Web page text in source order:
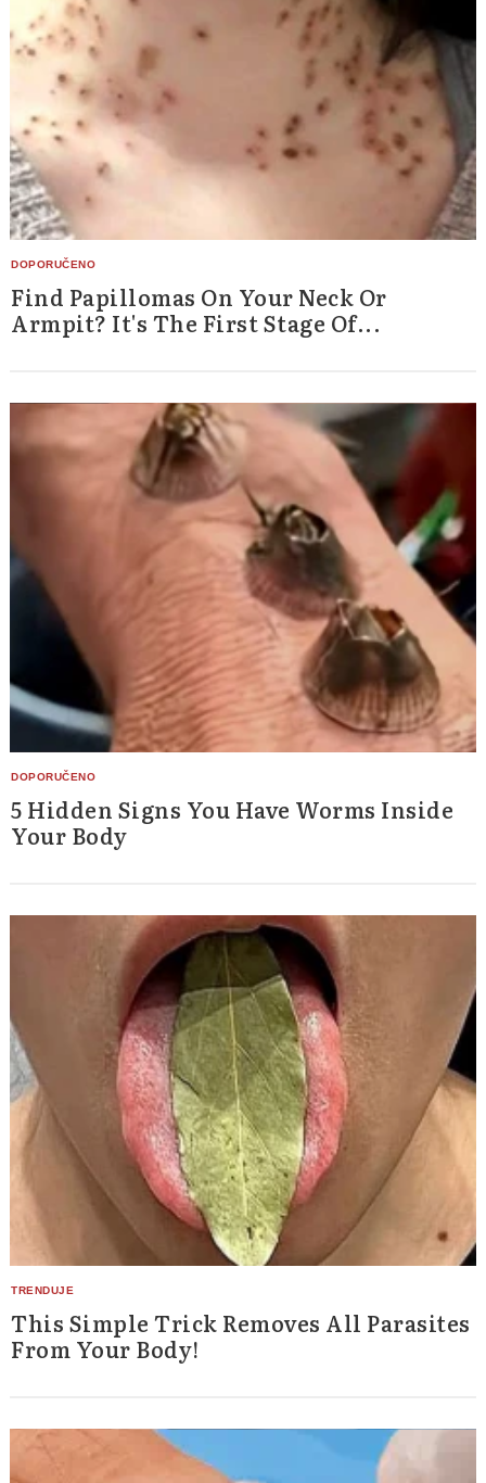
Find Papillomas On Your Neck Or
Armpit? It's The First Stage Of...
5 Hidden Signs You Have Worms Inside
Your Body
This Simple Trick Removes All Parasites
From Your Body!
Search